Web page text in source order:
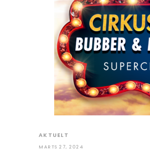
AKTUELT
MARTS 27, 2024